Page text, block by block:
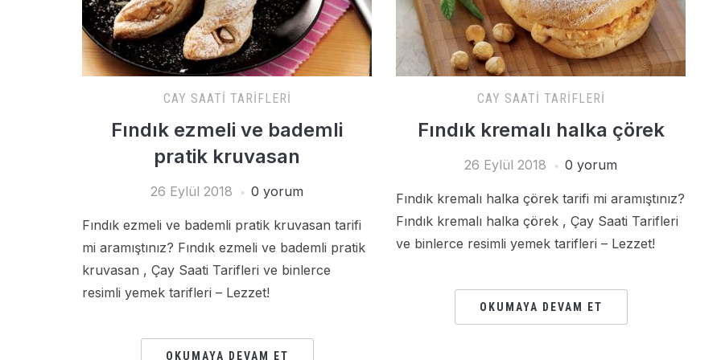
CAY SAATI TARIFLERI
Fındık ezmeli ve bademli
pratik kruvasan
26 Eylül 2018 0 yorum
Fındık ezmeli ve bademli pratik kruvasan tarifi
mi aramıştınız? Fındık ezmeli ve bademli pratik
kruvasan , Çay Saati Tarifleri ve binlerce
resimli yemek tarifleri – Lezzet!
OKUMAYA DEVAM ET
CAY SAATI TARIFLERI
Fındık kremalı halka çörek
26 Eylül 2018 0 yorum
Fındık kremalı halka çörek tarifi mi aramıştınız?
Fındık kremalı halka çörek , Çay Saati Tarifleri
ve binlerce resimli yemek tarifleri – Lezzet!
OKUMAYA DEVAM ET